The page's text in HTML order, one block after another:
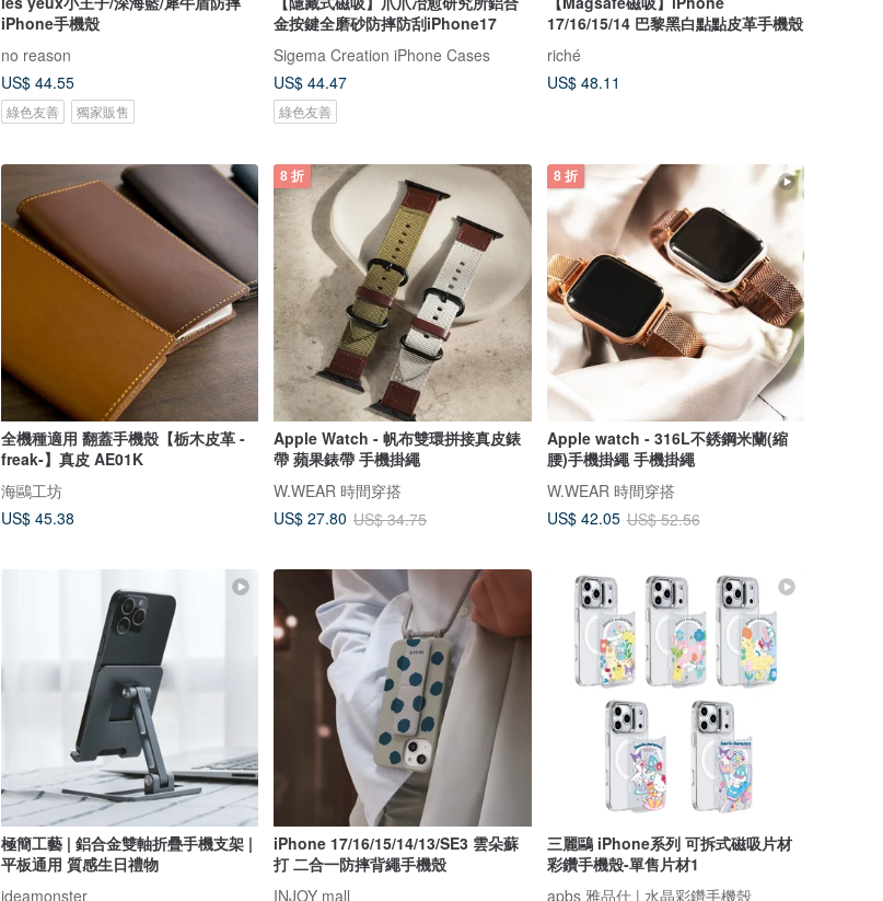
iPhone手機殼
no reason
US$ 44.55
綠色友善 獨家販售
金按鍵全磨砂防摔防刮iPhone17
Sigema Creation iPhone Cases
US$ 44.47
綠色友善
17/16/15/14 巴黎黑白點點皮革手機殼
riché
US$ 48.11
全機種適用 翻蓋手機殼【栃木皮革 -
freak-】真皮 AE01K
海鷗工坊
US$ 45.38
8 折
Apple Watch - 帆布雙環拼接真皮錶
帶 蘋果錶帶 手機掛繩
W.WEAR 時間穿搭
US$ 27.80 US$ 34.75
8 折
Apple watch - 316L不銹鋼米蘭(縮
腰)手機掛繩 手機掛繩
W.WEAR 時間穿搭
US$ 42.05 US$ 52.56
極簡工藝 | 鋁合金雙軸折疊手機支架 |
平板通用 質感生日禮物
ideamonster
iPhone 17/16/15/14/13/SE3 雲朵蘇
打 二合一防摔背繩手機殼
INJOY mall
三麗鷗 iPhone系列 可拆式磁吸片材
彩鑽手機殼-單售片材1
apbs 雅品仕 | 水晶彩鑽手機殼